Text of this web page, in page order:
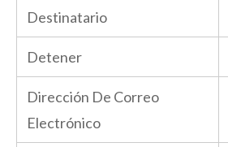
Destinatario
Detener
Dirección De Correo
Electrónico